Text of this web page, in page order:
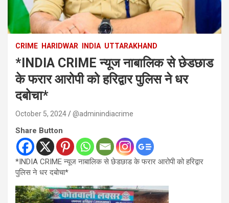
CRIME HARIDWAR INDIA UTTARAKHAND
*INDIA CRIME न्यूज नाबालिक से छेडछाड
के फरार आरोपी को हरिद्वार पुलिस ने धर
दबोचा*
October 5, 2024 @adminindiacrime
Share Button
*INDIA CRIME न्यूज नाबालिक से छेडछाड के फरार आरोपी को हरिद्वार
पुलिस ने धर दबोचा*